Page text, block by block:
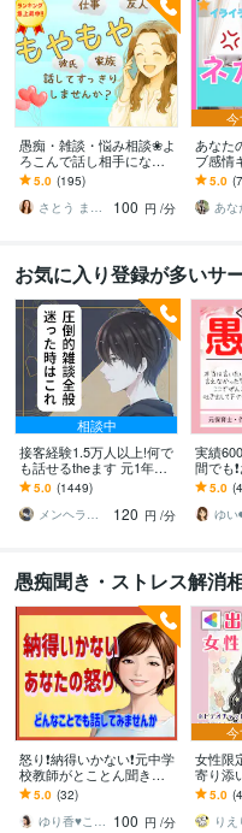
愚痴・雑談・悩み相談❀よ
ろこんで話し相手になり
ます 職場の人間関係・仕
事・夫婦・親子❀どんなお
話もお聴きします❀
5.0 (195)
さとう まり✤悩めるあなたのそばにいます
100 円 /分
あなた
ブ感情
ます イ
愚痴を
の部屋
5.0
お気に入り登録が多いサ
相談中
接客経験1.5万人以上!何で
も話せるtheます 元1年以
上No.1ホストと気軽に雑
談！もちろん愚痴も歓迎
5.0 (1449)
メンヘラ救世主 えの
120 円 /分
実績
間でも
ちわか
やもや
5.0
愚痴聞き・ストレス解消
怒り❗納得いかない❗元中学
校教師がとことん聞きま
す 抑えきれないあなたの
気持ちを否定せず、優し
く受け止めます。
5.0 (32)
ゆり香♥️こころの放課後カフェ ♫ 100 円 /分
女性限
寄り添
傷つい
ヤをお
5.0